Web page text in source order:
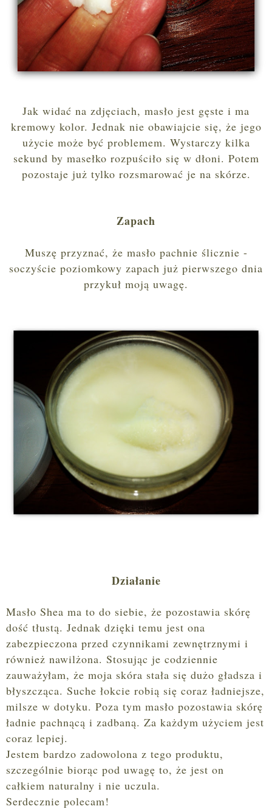
Jak widać na zdjęciach, masło jest gęste i ma
kremowy kolor. Jednak nie obawiajcie się, że jego
użycie może być problemem. Wystarczy kilka
sekund by masełko rozpuściło się w dłoni. Potem
pozostaje już tylko rozsmarować je na skórze.
Zapach
Muszę przyznać, że masło pachnie ślicznie -
soczyście poziomkowy zapach już pierwszego dnia
przykuł moją uwagę.
Działanie
Masło Shea ma to do siebie, że pozostawia skórę
dość tłustą. Jednak dzięki temu jest ona
zabezpieczona przed czynnikami zewnętrznymi i
również nawilżona. Stosując je codziennie
zauważyłam, że moja skóra stała się dużo gładsza i
błyszcząca. Suche łokcie robią się coraz ładniejsze,
milsze w dotyku. Poza tym masło pozostawia skórę
ładnie pachnącą i zadbaną. Za każdym użyciem jest
coraz lepiej.
Jestem bardzo zadowolona z tego produktu,
szczególnie biorąc pod uwagę to, że jest on
całkiem naturalny i nie uczula.
Serdecznie polecam!